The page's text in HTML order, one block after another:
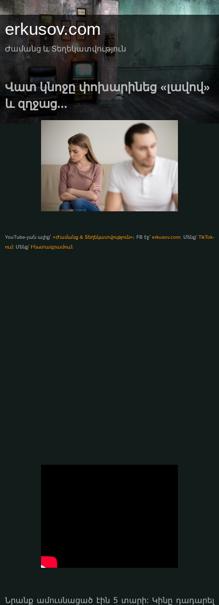
erkusov.com
Ժամանց և Տեղեկատվություն
Վատ կնոջը փոխարինեց «լավով»
և զղջաց...
YouTube-յան ալիք՝ «Ժամանց & Տեղեկատվություն»։ FB էջ՝erkusov.com: Մենք՝TikTok-
ում: Մենք՝ Ինստագրամում։
Նրանք ամուսնացած էին 5 տարի: Կինը դադարել